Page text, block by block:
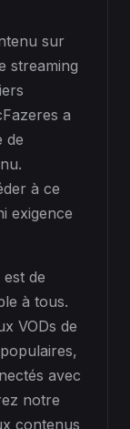
sur
streaming
a
de
à ce
exigence
de
à tous.
VODs de
avec
notre
contenus